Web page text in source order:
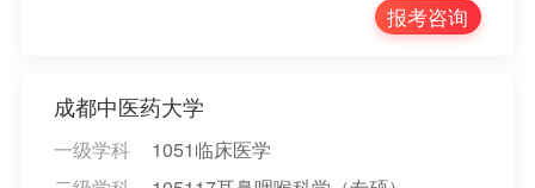
报考咨询
成都中医药大学
一级学科
1051临床医学